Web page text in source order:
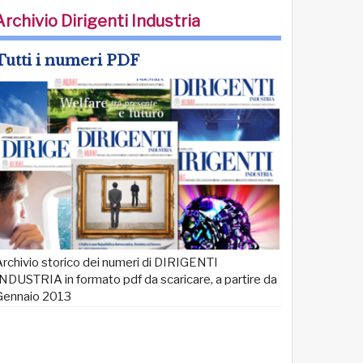
Dirigenti Industria
i numeri PDF
storico dei numeri di DIRIGENTI
in formato pdf da scaricare, a partire da
2013